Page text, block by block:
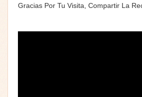
Gracias Por Tu Visita, Compartir La